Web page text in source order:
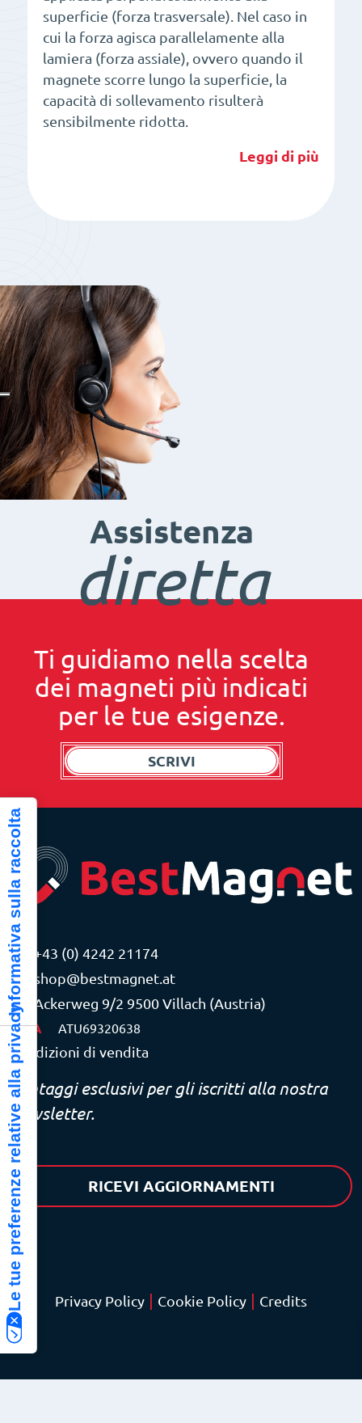
superficie (forza trasversale). Nel caso in
cui la forza agisca parallelamente alla
lamiera (forza assiale), ovvero quando il
magnete scorre lungo la superficie, la
capacità di sollevamento risulterà
sensibilmente ridotta.
Leggi di più
Assistenza
diretta
Ti guidiamo nella scelta
dei magneti più indicati
per le tue esigenze.
SCRIVI
+43 (0) 4242 21174
shop@bestmagnet.at
Ackerweg 9/2 9500 Villach (Austria)
P.IVA ATU69320638
Condizioni di vendita
Vantaggi esclusivi per gli iscritti alla nostra
newsletter.
RICEVI AGGIORNAMENTI
Privacy Policy Cookie Policy Credits
Le tue preferenze relative alla privacy
Informativa sulla raccolta